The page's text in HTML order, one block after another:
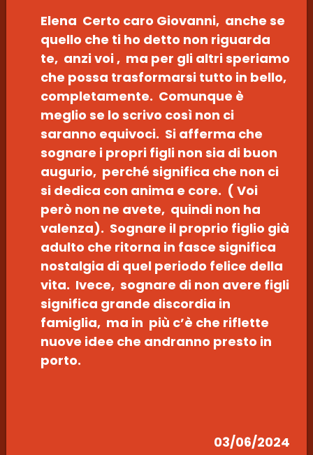
Elena Certo caro Giovanni, anche se
quello che ti ho detto non riguarda
te, anzi voi , ma per gli altri speriamo
che possa trasformarsi tutto in bello,
completamente. Comunque è
meglio se lo scrivo così non ci
saranno equivoci. Si afferma che
sognare i propri figli non sia di buon
augurio, perché significa che non ci
si dedica con anima e core. ( Voi
però non ne avete, quindi non ha
valenza). Sognare il proprio figlio già
adulto che ritorna in fasce significa
nostalgia di quel periodo felice della
vita. Ivece, sognare di non avere figli
significa grande discordia in
famiglia, ma in più c’è che riflette
nuove idee che andranno presto in
porto.
03/06/2024